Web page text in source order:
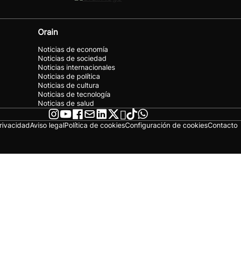
Orain
Noticias de economía
Noticias de sociedad
Noticias internacionales
Noticias de política
Noticias de cultura
Noticias de tecnología
Noticias de salud
Aviso legalPolítica de cookiesConfiguración de cookiesContacto